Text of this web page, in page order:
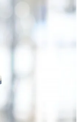
脱
脱毛
最